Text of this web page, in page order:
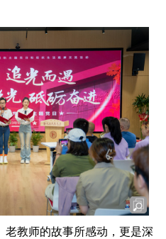
老教师的故事所感动，更是深